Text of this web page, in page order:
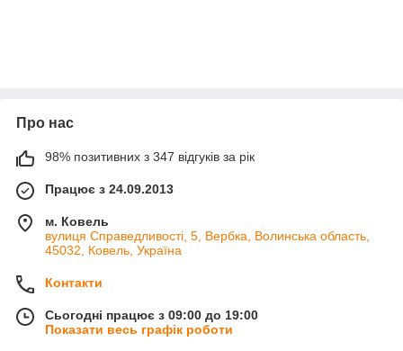
Про нас
98% позитивних з 347 відгуків за рік
Працює з 24.09.2013
м. Ковель
вулиця Справедливості, 5, Вербка, Волинська область,
45032, Ковель, Україна
Контакти
Сьогодні працює з 09:00 до 19:00
Показати весь графік роботи